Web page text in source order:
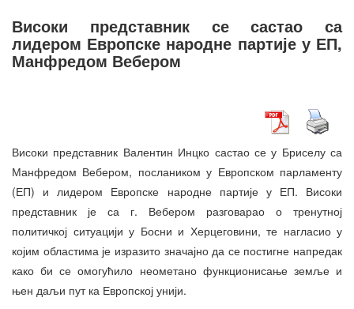
Високи представник се састао са
лидером Европске народне партије у ЕП,
Манфредом Вебером
Високи представник Валентин Инцко састао се у Бриселу са
Манфредом Вебером, послаником у Европском парламенту
(ЕП) и лидером Европске народне партије у ЕП. Високи
представник је са г. Вебером разговарао о тренутној
политичкој ситуацији у Босни и Херцеговини, те нагласио у
којим областима је изразито значајно да се постигне напредак
како би се омогућило неометано функционисање земље и
њен даљи пут ка Европској унији.